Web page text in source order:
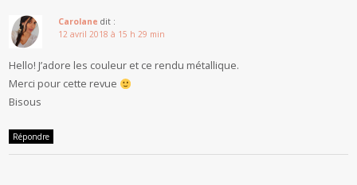
Carolane dit :
12 avril 2018 à 15 h 29 min
Hello! J’adore les couleur et ce rendu métallique.
Merci pour cette revue
Bisous
Répondre